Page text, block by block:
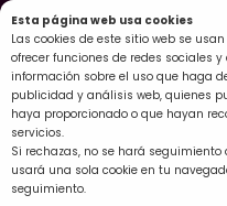
Esta página web usa cookies
Las cookies de este sitio web se
ofrecer funciones de redes sociales
información sobre el uso que haga
publicidad y análisis web, quienes
haya proporcionado o que hayan
servicios.
Si rechazas, no se hará
usará una sola cookie en tu
seguimiento.
Ir
al
contenido